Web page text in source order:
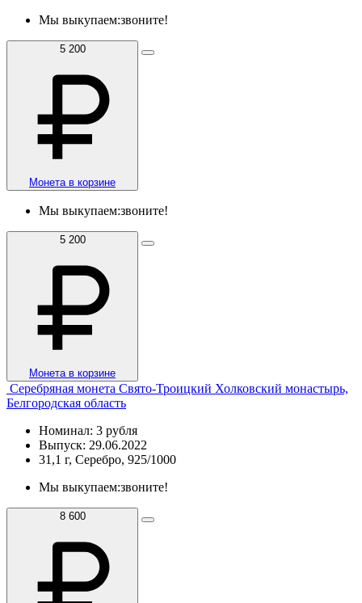
Мы выкупаем:звоните!
5 200
Монета в корзине
Мы выкупаем:звоните!
5 200
Монета в корзине
Серебряная монета Свято-Троицкий Холковский монастырь,
Белгородская область
Номинал: 3 рубля
Выпуск: 29.06.2022
31,1 г, Серебро, 925/1000
Мы выкупаем:звоните!
8 600